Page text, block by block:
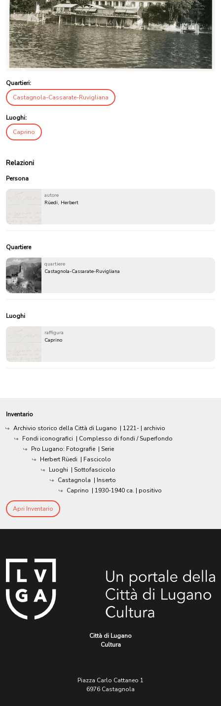
Quartieri:
Castagnola-Cassarate-Ruvigliana
Luoghi:
Caprino
Relazioni
Persona
autore
Rüedi, Herbert
Quartiere
quartiere
Castagnola-Cassarate-Ruvigliana
Luoghi
raffigura
Caprino
Inventario
Archivio storico della Città di Lugano | 1221- | archivio
Fondi iconografici | Complesso di fondi / Superfondo
Pro Lugano: Fotografie | Serie
Herbert Rüedi | Fascicolo
Luoghi | Sottofascicolo
Castagnola | Inserto
Caprino | 1930-1940 ca. | positivo
Apri Inventario
Città di Lugano
Cultura
Piazza Carlo Cattaneo 1
6976 Castagnola